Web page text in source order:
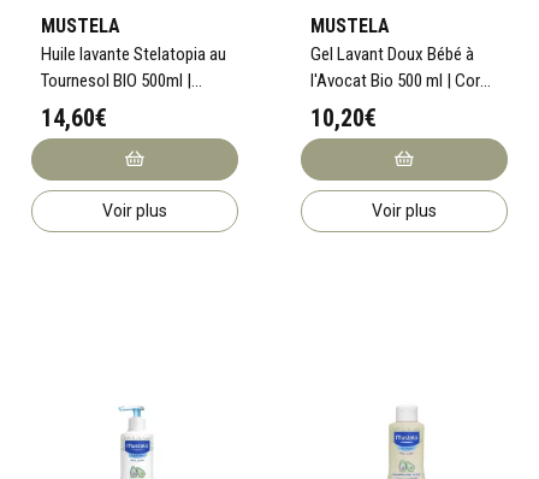
MUSTELA
Huile lavante Stelatopia au
Tournesol BIO 500ml |
Peau très sèche à
atopique
14,60€
Voir plus
MUSTELA
Gel Lavant Doux Bébé à
l'Avocat Bio 500 ml | Corps
et Cheveux
10,20€
Voir plus